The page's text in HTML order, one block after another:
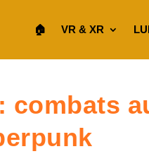
🏠︎ VR & XR
combats